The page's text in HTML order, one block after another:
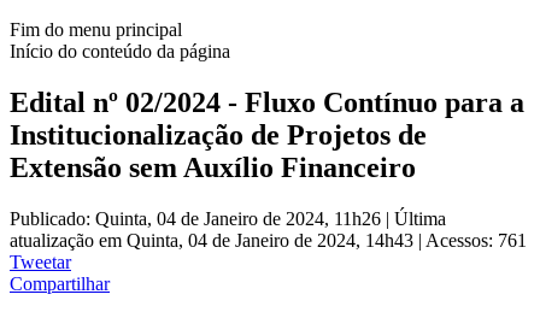
Fim do menu principal
Início do conteúdo da página
Edital nº 02/2024 - Fluxo Contínuo para a
Institucionalização de Projetos de
Extensão sem Auxílio Financeiro
Publicado: Quinta, 04 de Janeiro de 2024, 11h26 | Última
atualização em Quinta, 04 de Janeiro de 2024, 14h43 | Acessos: 761
Tweetar
Compartilhar